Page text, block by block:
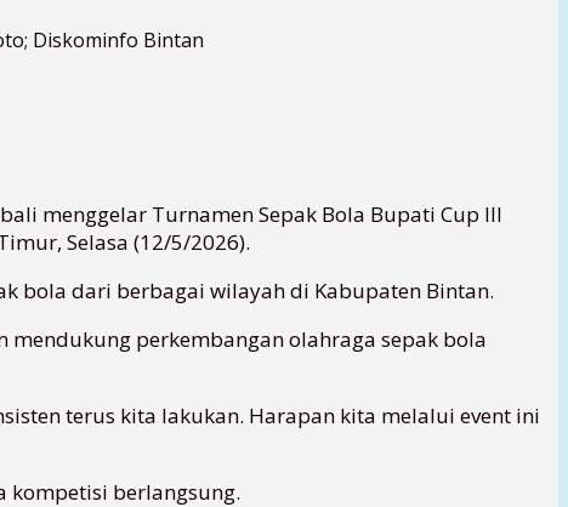
Diskominfo Bintan
menggelar Turnamen Sepak Bola Bupati Cup III
Selasa (12/5/2026).
bola dari berbagai wilayah di Kabupaten Bintan.
perkembangan olahraga sepak bola
terus kita lakukan. Harapan kita melalui event ini
kompetisi berlangsung.